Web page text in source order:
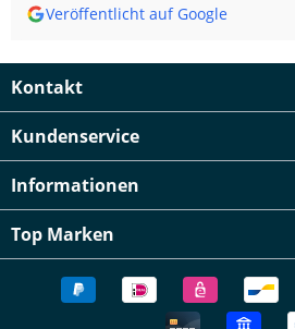
Veröffentlicht auf Google
Kontakt
Kundenservice
Informationen
Top Marken